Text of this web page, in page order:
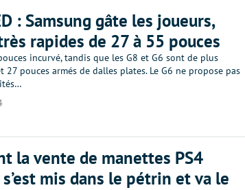
: Samsung gâte les joueurs,
rapides de 27 à 55 pouces
incurvé, tandis que les G8 et G6 sont de plus
27 pouces armés de dalles plates. Le G6 ne propose pas
la vente de manettes PS4
mis dans le pétrin et va le